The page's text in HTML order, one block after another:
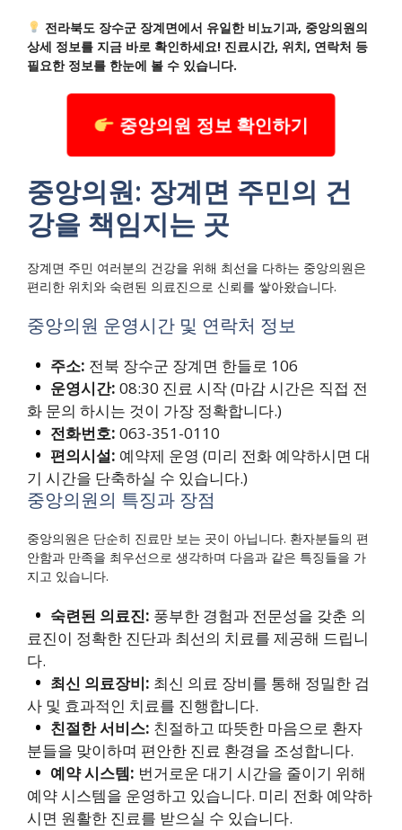
전라북도 장수군 장계면에서 유일한 비뇨기과, 중앙의원의
상세 정보를 지금 바로 확인하세요! 진료시간, 위치, 연락처 등
필요한 정보를 한눈에 볼 수 있습니다.
중앙의원 정보 확인하기
중앙의원: 장계면 주민의 건
강을 책임지는 곳
장계면 주민 여러분의 건강을 위해 최선을 다하는 중앙의원은
편리한 위치와 숙련된 의료진으로 신뢰를 쌓아왔습니다.
중앙의원 운영시간 및 연락처 정보
주소: 전북 장수군 장계면 한들로 106
운영시간: 08:30 진료 시작 (마감 시간은 직접 전
화 문의 하시는 것이 가장 정확합니다.)
전화번호: 063-351-0110
편의시설: 예약제 운영 (미리 전화 예약하시면 대
기 시간을 단축하실 수 있습니다.)
중앙의원의 특징과 장점
중앙의원은 단순히 진료만 보는 곳이 아닙니다. 환자분들의 편
안함과 만족을 최우선으로 생각하며 다음과 같은 특징들을 가
지고 있습니다.
숙련된 의료진: 풍부한 경험과 전문성을 갖춘 의
료진이 정확한 진단과 최선의 치료를 제공해 드립니
다.
최신 의료장비: 최신 의료 장비를 통해 정밀한 검
사 및 효과적인 치료를 진행합니다.
친절한 서비스: 친절하고 따뜻한 마음으로 환자
분들을 맞이하며 편안한 진료 환경을 조성합니다.
예약 시스템: 번거로운 대기 시간을 줄이기 위해
예약 시스템을 운영하고 있습니다. 미리 전화 예약하
시면 원활한 진료를 받으실 수 있습니다.